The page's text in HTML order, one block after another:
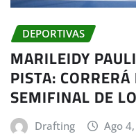
DEPORTIVAS
MARILEIDY
PISTA:
SEMIFINAL DE
Drafting Ago